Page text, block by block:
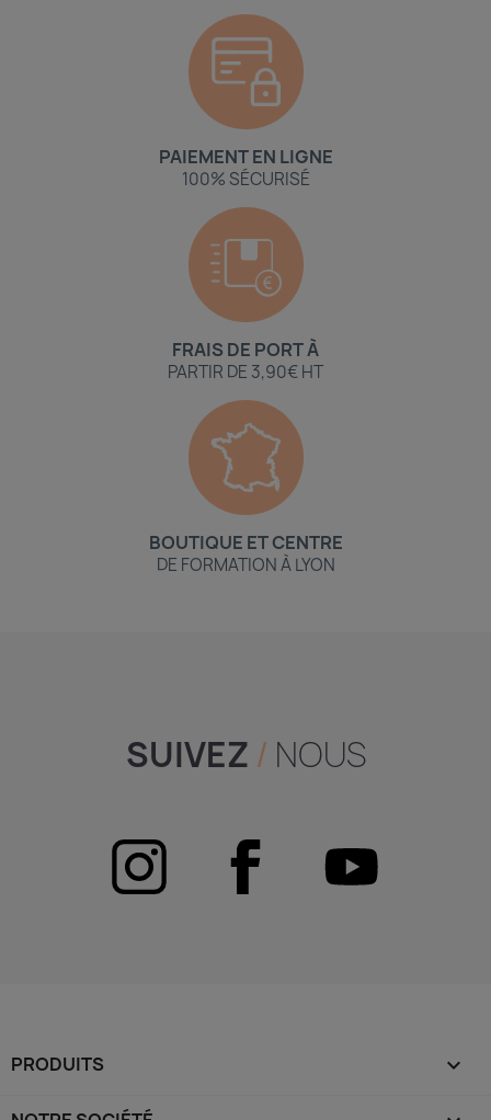
PAIEMENT EN LIGNE
100% SÉCURISÉ
FRAIS DE PORT À
PARTIR DE 3,90€ HT
BOUTIQUE ET CENTRE
DE FORMATION À LYON
SUIVEZ / NOUS
PRODUITS 